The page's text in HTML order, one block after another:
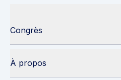
Congrès
À propos